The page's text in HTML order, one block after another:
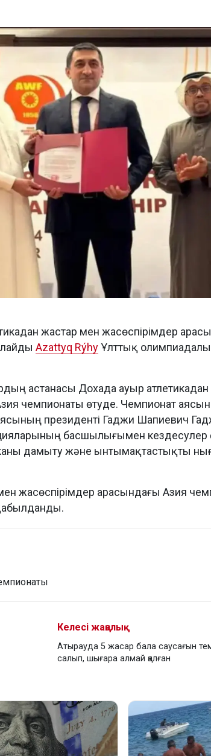
жастар мен жасөспірімдер
Azattyq RýhyҰлттық
астанасы Дохада ауыр атлетикадан
чемпионаты өтуде. Чемпионат
президенті Гаджи Шапиевич
басшылығымен кездесулер
дамыту және ынтымақтастықты
жасөспірімдер арасындағы Азия
Келесі жаңалық
Атырауда 5 жасар бала саусағын
салып, шығара алмай қалған